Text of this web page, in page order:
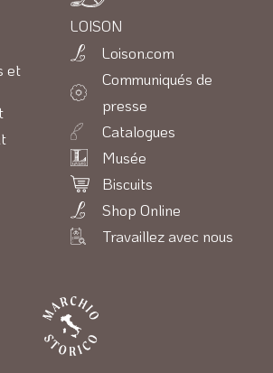
et
LOISON
Loison.com
Communiqués de
presse
Catalogues
Musée
Biscuits
Shop Online
Travaillez avec nous